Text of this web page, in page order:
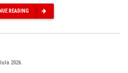
READING
2026.